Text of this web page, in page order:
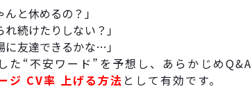
んと休めるの？」
れ続けたりしない？」
に友達できるかな…」
た“不安ワード”を予想し、あらかじめ
ジ CV率 上げる方法 として有効です。